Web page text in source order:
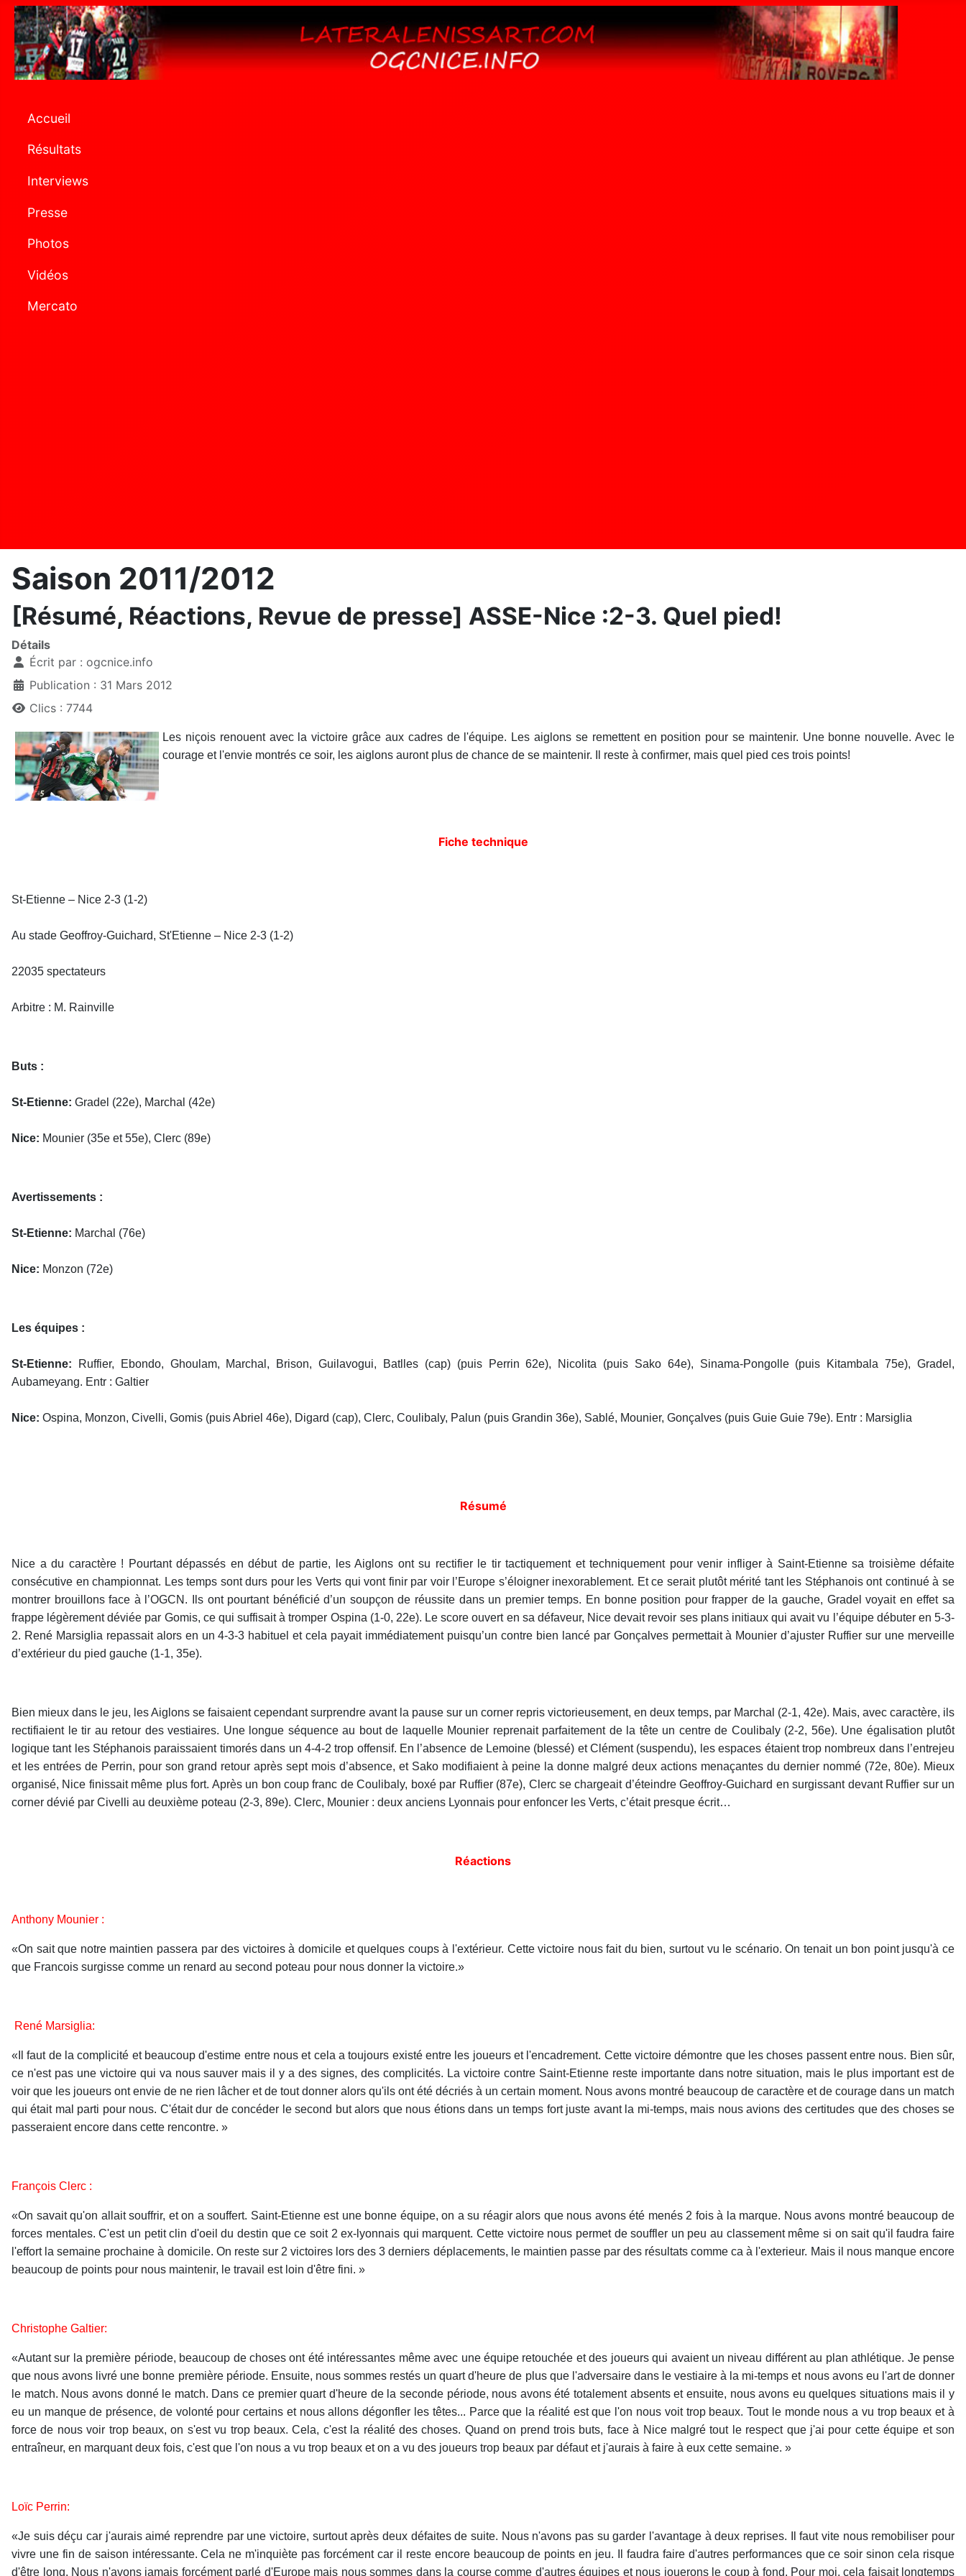
Accueil
Résultats
Interviews
Presse
Photos
Vidéos
Mercato
Saison 2011/2012
[Résumé, Réactions, Revue de presse] ASSE-Nice :2-3. Quel pied!
Détails
Écrit par : ogcnice.info
Publication : 31 Mars 2012
Clics : 7744
Les niçois renouent avec la victoire grâce aux cadres de l'équipe. Les aiglons se remettent en position pour se maintenir. Une bonne nouvelle. Avec le
courage et l'envie montrés ce soir, les aiglons auront plus de chance de se maintenir. Il reste à confirmer, mais quel pied ces trois points!
Fiche technique
St-Etienne – Nice 2-3 (1-2)
Au stade Geoffroy-Guichard, St'Etienne – Nice 2-3 (1-2)
22035 spectateurs
Arbitre : M. Rainville
Buts :
St-Etienne: Gradel (22e), Marchal (42e)
Nice: Mounier (35e et 55e), Clerc (89e)
Avertissements :
St-Etienne: Marchal (76e)
Nice: Monzon (72e)
Les équipes :
St-Etienne: Ruffier, Ebondo, Ghoulam, Marchal, Brison, Guilavogui, Batlles (cap) (puis Perrin 62e), Nicolita (puis Sako 64e), Sinama-Pongolle (puis Kitambala 75e), Gradel,
Aubameyang. Entr : Galtier
Nice: Ospina, Monzon, Civelli, Gomis (puis Abriel 46e), Digard (cap), Clerc, Coulibaly, Palun (puis Grandin 36e), Sablé, Mounier, Gonçalves (puis Guie Guie 79e). Entr : Marsiglia
Résumé
Nice a du caractère ! Pourtant dépassés en début de partie, les Aiglons ont su rectifier le tir tactiquement et techniquement pour venir infliger à Saint-Etienne sa troisième défaite
consécutive en championnat. Les temps sont durs pour les Verts qui vont finir par voir l’Europe s’éloigner inexorablement. Et ce serait plutôt mérité tant les Stéphanois ont continué à se
montrer brouillons face à l’OGCN. Ils ont pourtant bénéficié d’un soupçon de réussite dans un premier temps. En bonne position pour frapper de la gauche, Gradel voyait en effet sa
frappe légèrement déviée par Gomis, ce qui suffisait à tromper Ospina (1-0, 22e). Le score ouvert en sa défaveur, Nice devait revoir ses plans initiaux qui avait vu l’équipe débuter en 5-3-
2. René Marsiglia repassait alors en un 4-3-3 habituel et cela payait immédiatement puisqu’un contre bien lancé par Gonçalves permettait à Mounier d’ajuster Ruffier sur une merveille
d’extérieur du pied gauche (1-1, 35e).
Bien mieux dans le jeu, les Aiglons se faisaient cependant surprendre avant la pause sur un corner repris victorieusement, en deux temps, par Marchal (2-1, 42e). Mais, avec caractère, ils
rectifiaient le tir au retour des vestiaires. Une longue séquence au bout de laquelle Mounier reprenait parfaitement de la tête un centre de Coulibaly (2-2, 56e). Une égalisation plutôt
logique tant les Stéphanois paraissaient timorés dans un 4-4-2 trop offensif. En l’absence de Lemoine (blessé) et Clément (suspendu), les espaces étaient trop nombreux dans l’entrejeu
et les entrées de Perrin, pour son grand retour après sept mois d’absence, et Sako modifiaient à peine la donne malgré deux actions menaçantes du dernier nommé (72e, 80e). Mieux
organisé, Nice finissait même plus fort. Après un bon coup franc de Coulibaly, boxé par Ruffier (87e), Clerc se chargeait d’éteindre Geoffroy-Guichard en surgissant devant Ruffier sur un
corner dévié par Civelli au deuxième poteau (2-3, 89e). Clerc, Mounier : deux anciens Lyonnais pour enfoncer les Verts, c’était presque écrit…
Réactions
Anthony Mounier :
«On sait que notre maintien passera par des victoires à domicile et quelques coups à l'extérieur. Cette victoire nous fait du bien, surtout vu le scénario. On tenait un bon point jusqu'à ce
que Francois surgisse comme un renard au second poteau pour nous donner la victoire.»
René Marsiglia:
«Il faut de la complicité et beaucoup d'estime entre nous et cela a toujours existé entre les joueurs et l'encadrement. Cette victoire démontre que les choses passent entre nous. Bien sûr,
ce n'est pas une victoire qui va nous sauver mais il y a des signes, des complicités. La victoire contre Saint-Etienne reste importante dans notre situation, mais le plus important est de
voir que les joueurs ont envie de ne rien lâcher et de tout donner alors qu'ils ont été décriés à un certain moment. Nous avons montré beaucoup de caractère et de courage dans un match
qui était mal parti pour nous. C'était dur de concéder le second but alors que nous étions dans un temps fort juste avant la mi-temps, mais nous avions des certitudes que des choses se
passeraient encore dans cette rencontre. »
François Clerc :
«On savait qu'on allait souffrir, et on a souffert. Saint-Etienne est une bonne équipe, on a su réagir alors que nous avons été menés 2 fois à la marque. Nous avons montré beaucoup de
forces mentales. C'est un petit clin d'oeil du destin que ce soit 2 ex-lyonnais qui marquent. Cette victoire nous permet de souffler un peu au classement même si on sait qu'il faudra faire
l'effort la semaine prochaine à domicile. On reste sur 2 victoires lors des 3 derniers déplacements, le maintien passe par des résultats comme ca à l'exterieur. Mais il nous manque encore
beaucoup de points pour nous maintenir, le travail est loin d'être fini. »
Christophe Galtier:
«Autant sur la première période, beaucoup de choses ont été intéressantes même avec une équipe retouchée et des joueurs qui avaient un niveau différent au plan athlétique. Je pense
que nous avons livré une bonne première période. Ensuite, nous sommes restés un quart d'heure de plus que l'adversaire dans le vestiaire à la mi-temps et nous avons eu l'art de donner
le match. Nous avons donné le match. Dans ce premier quart d'heure de la seconde période, nous avons été totalement absents et ensuite, nous avons eu quelques situations mais il y
eu un manque de présence, de volonté pour certains et nous allons dégonfler les têtes... Parce que la réalité est que l'on nous voit trop beaux. Tout le monde nous a vu trop beaux et à
force de nous voir trop beaux, on s'est vu trop beaux. Cela, c'est la réalité des choses. Quand on prend trois buts, face à Nice malgré tout le respect que j'ai pour cette équipe et son
entraîneur, en marquant deux fois, c'est que l'on nous a vu trop beaux et on a vu des joueurs trop beaux par défaut et j'aurais à faire à eux cette semaine. »
Loïc Perrin:
«Je suis déçu car j'aurais aimé reprendre par une victoire, surtout après deux défaites de suite. Nous n'avons pas su garder l'avantage à deux reprises. Il faut vite nous remobiliser pour
vivre une fin de saison intéressante. Cela ne m'inquiète pas forcément car il reste encore beaucoup de points en jeu. Il faudra faire d'autres performances que ce soir sinon cela risque
d'être long. Nous n'avons jamais forcément parlé d'Europe mais nous sommes dans la course comme d'autres équipes et nous jouerons le coup à fond. Pour moi, cela faisait longtemps